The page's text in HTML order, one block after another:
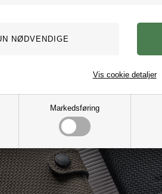
Markedsføring
Vis cookie detaljer